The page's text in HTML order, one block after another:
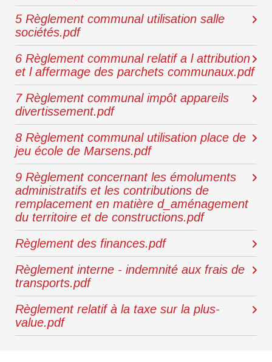
5 Règlement communal utilisation salle
sociétés.pdf
6 Règlement communal relatif a l attribution
et l affermage des parchets communaux.pdf
7 Règlement communal impôt appareils
divertissement.pdf
8 Règlement communal utilisation place de
jeu école de Marsens.pdf
9 Règlement concernant les émoluments
administratifs et les contributions de
remplacement en matière d_aménagement
du territoire et de constructions.pdf
Règlement des finances.pdf
Règlement interne - indemnité aux frais de
transports.pdf
Règlement relatif à la taxe sur la plus-
value.pdf